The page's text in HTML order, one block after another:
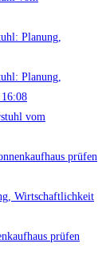
Planung,
Planung,
vom
prüfen
Wirtschaftlichkeit
prüfen